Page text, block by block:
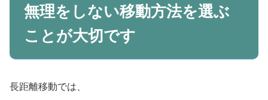
無理をしない移動方法を選ぶ
ことが大切です
長距離移動では、